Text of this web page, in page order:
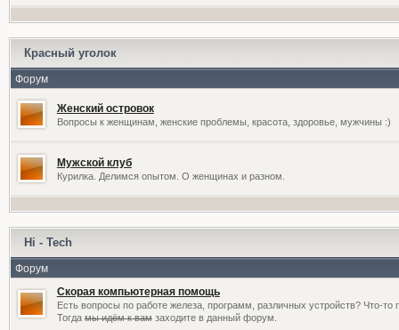
Красный уголок
Форум
Женский островок
Вопросы к женщинам, женские проблемы, красота, здоровье, мужчины :)
Мужской клуб
Курилка. Делимся опытом. О женщинах и разном.
Hi - Tech
Форум
Скорая компьютерная помощь
Есть вопросы по работе железа, программ, различных устройств? Что-то
Тогдамы идём к вамзаходите в данный форум.